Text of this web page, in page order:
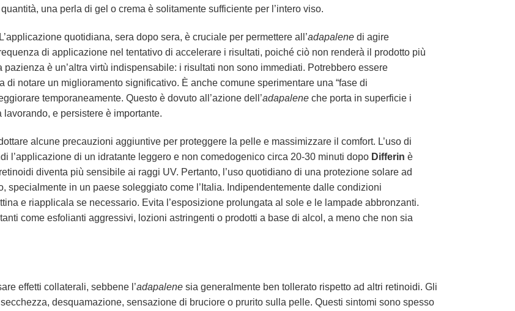
una perla di gel o crema è solitamente sufficiente per l’intero viso.
quotidiana, sera dopo sera, è cruciale per permettere all’adapalene di agire
di applicazione nel tentativo di accelerare i risultati, poiché ciò non renderà il prodotto più
è un’altra virtù indispensabile: i risultati non sono immediati. Potrebbero essere
notare un miglioramento significativo. È anche comune sperimentare una “fase di
temporaneamente. Questo è dovuto all’azione dell’adapalene che porta in superficie i
e persistere è importante.
alcune precauzioni aggiuntive per proteggere la pelle e massimizzare il comfort. L’uso di
l’applicazione di un idratante leggero e non comedogenico circa 20-30 minuti dopo Differin è
diventa più sensibile ai raggi UV. Pertanto, l’uso quotidiano di una protezione solare ad
specialmente in un paese soleggiato come l’Italia. Indipendentemente dalle condizioni
e riapplicala se necessario. Evita l’esposizione prolungata al sole e le lampade abbronzanti.
come esfolianti aggressivi, lozioni astringenti o prodotti a base di alcol, a meno che non sia
effetti collaterali, sebbene l’adapalene sia generalmente ben tollerato rispetto ad altri retinoidi. Gli
desquamazione, sensazione di bruciore o prurito sulla pelle. Questi sintomi sono spesso